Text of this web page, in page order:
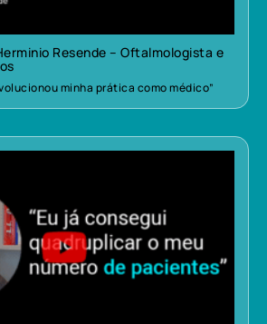
Resende – Oftalmologista e
minha prática como médico”